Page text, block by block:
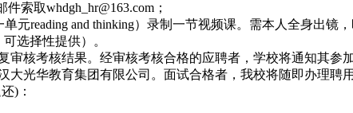
索取whdgh_hr@163.com；
元reading and thinking）录制一节视频课。需本人全身出镜，
选择性提供）。
审核考核结果。经审核考核合格的应聘者，学校将通知其参
大光华教育集团有限公司。面试合格者，我校将随即办理
)：